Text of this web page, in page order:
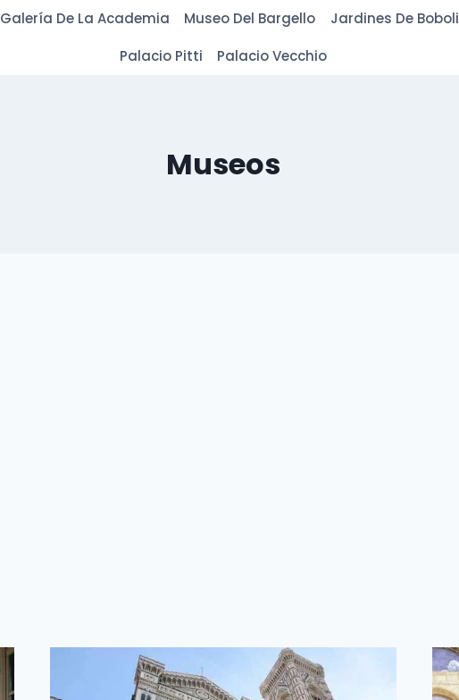
Galería De La Academia Museo Del Bargello Jardines De Boboli
Palacio Pitti
Palacio Vecchio
Museos